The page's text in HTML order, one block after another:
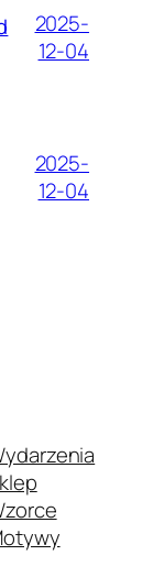
2025-
12-04
2025-
12-04